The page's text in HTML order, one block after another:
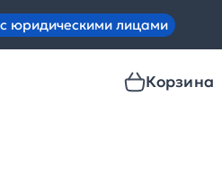
юридическими лицами
Корзина